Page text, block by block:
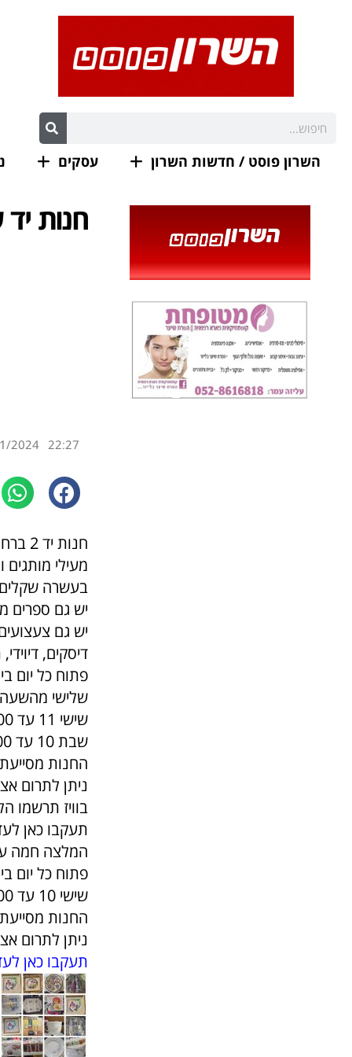
השרון פוסט / חדשות השרון עסקים
חנות
22:27
2024
חנות יד 2 ברחוב התעש 9 בכפר סבא
בעשרה שקלים,
יש גם ספרים
יש גם
דיסקים,
פתוח כל יום בין 12 עד
שלישי מהשעה 1430 עד
שישי 11 עד 1400
שבת 10 עד 1700
החנות
ניתן לתרום
בוויז תרשמו
תעקבו כאן
המלצה חמה על חנות נוספת :
פתוח כל יום בין 1030 עד
שישי 10 עד 1300
החנות
ניתן לתרום
תעקבו כאן